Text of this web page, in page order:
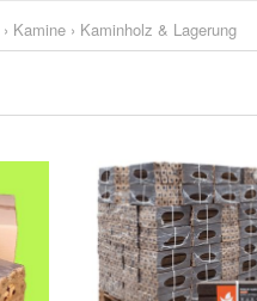
› Kamine › Kaminholz & Lagerung